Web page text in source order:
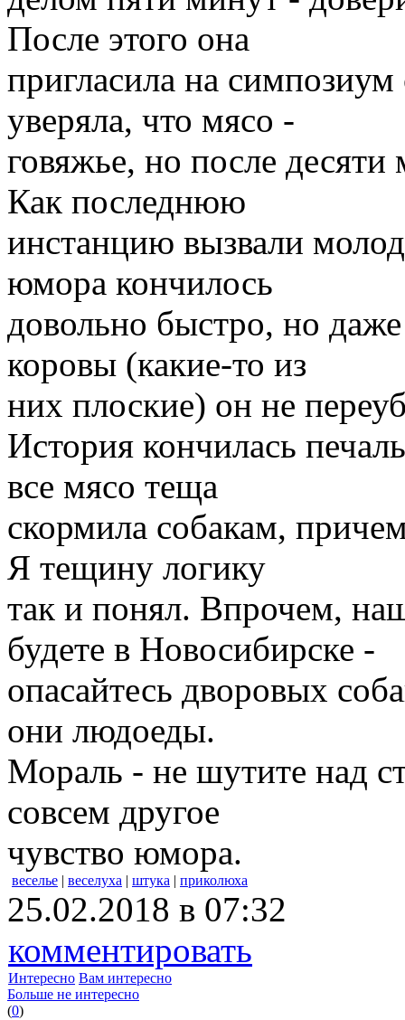
После этого она
пригласила на симпозиум
уверяла, что мясо -
говяжье, но после
Как последнюю
инстанцию вызвали
юмора кончилось
довольно быстро, но
коровы (какие-то из
них плоские) он не
История кончилась
все мясо теща
скормила собакам,
Я тещину логику
так и понял. Впрочем,
будете в Новосибирске -
опасайтесь дворовых
они людоеды.
Мораль - не шутите над
совсем другое
чувство юмора.
веселье | веселуха | штука | приколюха
25.02.2018 в 07:32
комментировать
Интересно Вам интересно
Больше не интересно
(0)